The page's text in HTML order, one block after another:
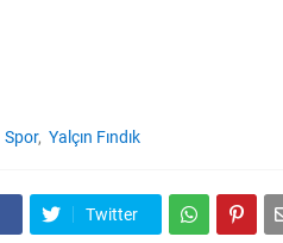
Spor Yalçın Fındık
Twitter